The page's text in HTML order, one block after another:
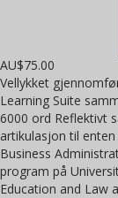
AU$75.00
Vellykket
Learning Suite
6000 ord Reflektivt
artikulasjon til
Business
program på
Education and Law